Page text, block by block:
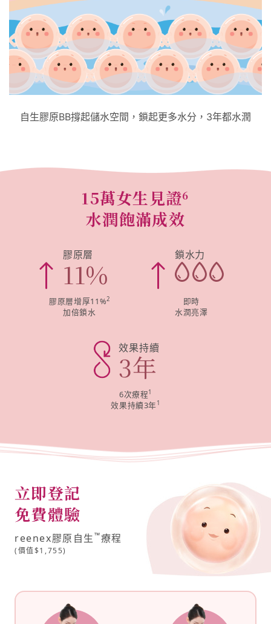
自生膠原BB撐起儲水空間，鎖起更多水分，3年都水潤
15萬女生見證6
水潤飽滿成效
膠原層
11%
膠原層增厚11%2
加倍鎖水
鎖水力
即時
水潤亮澤
效果持續
3年
6次療程1
效果持續3年1
立即登記
免費體驗
reenex膠原自生™療程
(價值$1,755)